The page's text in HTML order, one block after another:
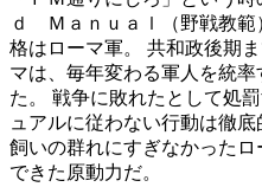
ｄ Ｍａｎｕａｌ（野戦教範
格はローマ軍。 共和政後期
マは、毎年変わる軍人を統
た。 戦争に敗れたとして処
ュアルに従わない行動は徹
飼いの群れにすぎなかった
できた原動力だ。